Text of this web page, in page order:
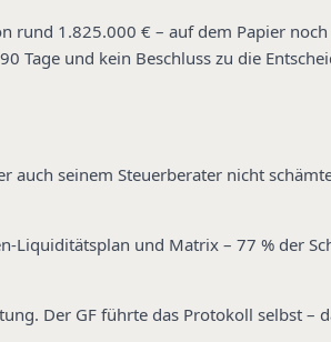
rund 1.825.000 € – auf dem Papier
Tage und kein Beschluss zu die
auch seinem Steuerberater nicht
Liquiditätsplan und Matrix – 77 % der
Der GF führte das Protokoll selbst –